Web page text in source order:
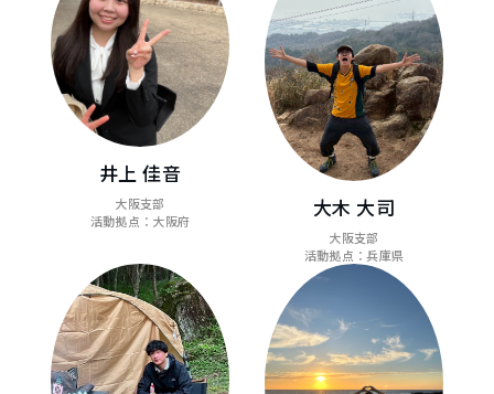
井上 佳音
大阪支部
活動拠点：大阪府
大木 大司
大阪支部
活動拠点：兵庫県